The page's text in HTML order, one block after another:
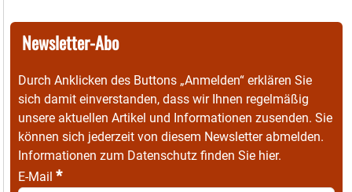
Newsletter-Abo
Durch Anklicken des Buttons „Anmelden“ erklären Sie
sich damit einverstanden, dass wir Ihnen regelmäßig
unsere aktuellen Artikel und Informationen zusenden. Sie
können sich jederzeit von diesem Newsletter abmelden.
Informationen zum Datenschutz finden Sie hier.
E-Mail *